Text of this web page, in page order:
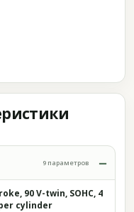
9 параметров
90 V-twin, SOHC, 4
cylinder